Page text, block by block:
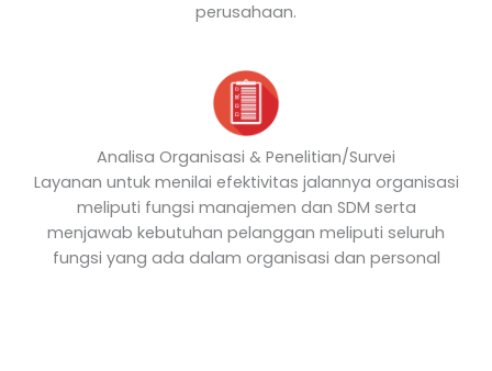
perusahaan.
Analisa Organisasi & Penelitian/Survei
Layanan untuk menilai efektivitas jalannya organisasi
meliputi fungsi manajemen dan SDM serta
menjawab kebutuhan pelanggan meliputi seluruh
fungsi yang ada dalam organisasi dan personal